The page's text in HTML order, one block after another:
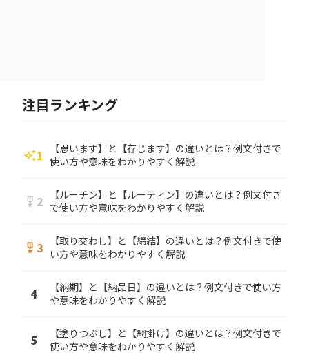
注目ランキング
auto_awesome1
【思います】と【存じます】の違いとは？例文付きで
使い方や意味をわかりやすく解説
military_tech 2
【ルーチン】と【ルーティン】の違いとは？例文付き
で使い方や意味をわかりやすく解説
military_tech 3
【取り交わし】と【締結】の違いとは？例文付きで使
い方や意味をわかりやすく解説
4
【納期】と【納品日】の違いとは？例文付きで使い方
や意味をわかりやすく解説
5
【塗りつぶし】と【網掛け】の違いとは？例文付きで
使い方や意味をわかりやすく解説